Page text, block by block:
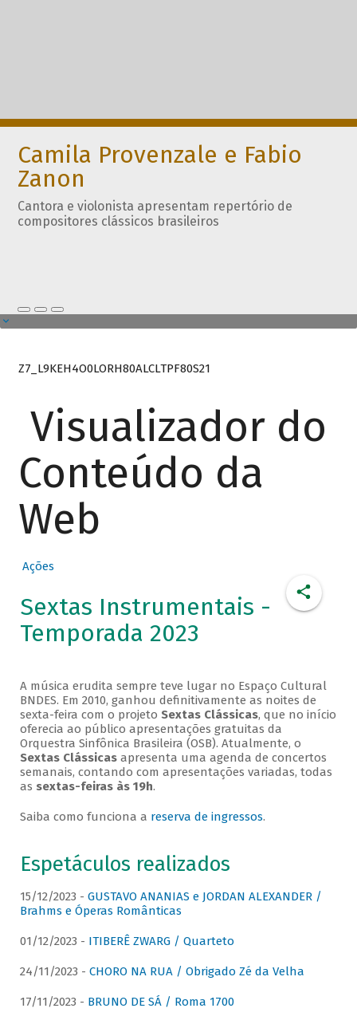
Camila Provenzale e Fabio
Zanon
Cantora e violonista apresentam repertório de
compositores clássicos brasileiros
Z7_L9KEH4O0LORH80ALCLTPF80S21
Visualizador do
Conteúdo da
Web
Ações
Sextas Instrumentais -
Temporada 2023
A música erudita sempre teve lugar no Espaço Cultural
BNDES. Em 2010, ganhou definitivamente as noites de
sexta-feira com o projeto Sextas Clássicas, que no início
oferecia ao público apresentações gratuitas da
Orquestra Sinfônica Brasileira (OSB). Atualmente, o
Sextas Clássicasapresenta uma agenda de concertos
semanais, contando com apresentações variadas, todas
as sextas-feiras às 19h.
Saiba como funciona a reserva de ingressos.
Espetáculos realizados
15/12/2023 - GUSTAVO ANANIAS e JORDAN ALEXANDER /
Brahms e Óperas Românticas
01/12/2023 - ITIBERÊ ZWARG / Quarteto
24/11/2023 - CHORO NA RUA / Obrigado Zé da Velha
17/11/2023 - BRUNO DE SÁ / Roma 1700